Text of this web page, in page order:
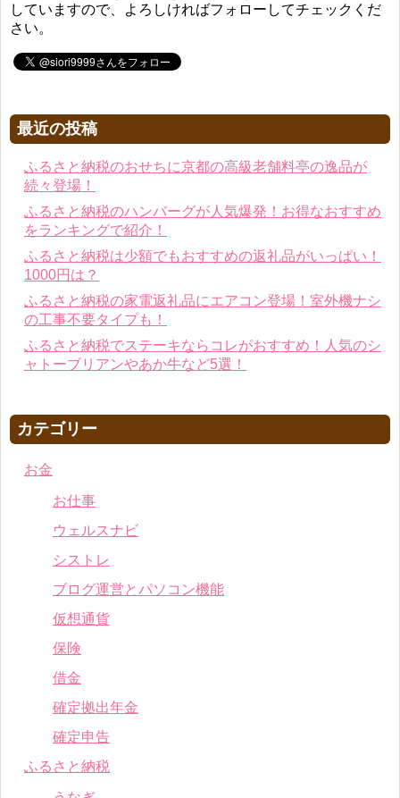
していますので、よろしければフォローしてチェックくだ
さい。
最近の投稿
ふるさと納税のおせちに京都の高級老舗料亭の逸品が
続々登場！
ふるさと納税のハンバーグが人気爆発！お得なおすすめ
をランキングで紹介！
ふるさと納税は少額でもおすすめの返礼品がいっぱい！
1000円は？
ふるさと納税の家電返礼品にエアコン登場！室外機ナシ
の工事不要タイプも！
ふるさと納税でステーキならコレがおすすめ！人気のシ
ャトーブリアンやあか牛など5選！
カテゴリー
お金
お仕事
ウェルスナビ
シストレ
ブログ運営とパソコン機能
仮想通貨
保険
借金
確定拠出年金
確定申告
ふるさと納税